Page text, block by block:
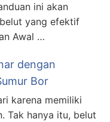
ini akan
yang efektif
Awal …
dengan
Bor
karena memiliki
Tak hanya itu, belut